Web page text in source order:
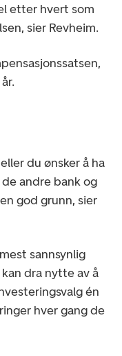
etter hvert som
sier Revheim.
du ønsker å ha
andre bank og
god grunn, sier
sannsynlig
dra nytte av å
én
hver gang de